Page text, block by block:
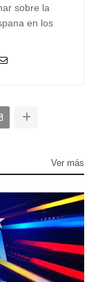
sobre la
en los
Ver más